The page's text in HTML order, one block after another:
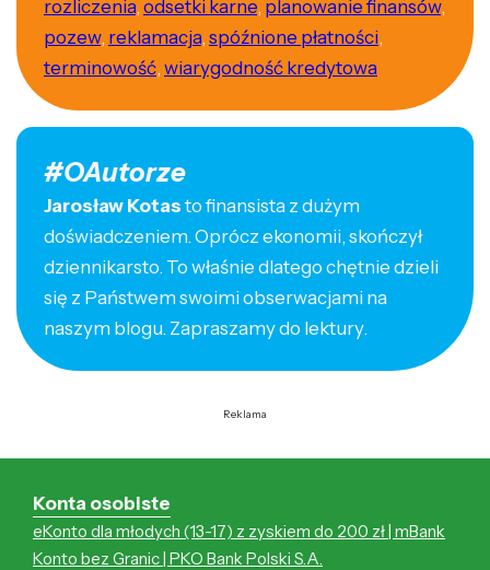
rozliczenia, odsetki karne, planowanie finansów,
pozew, reklamacja, spóźnione płatności,
terminowość, wiarygodność kredytowa
#OAutorze
Jarosław Kotas to finansista z dużym
doświadczeniem. Oprócz ekonomii, skończył
dziennikarsto. To właśnie dlatego chętnie dzieli
się z Państwem swoimi obserwacjami na
naszym blogu. Zapraszamy do lektury.
Reklama
Konta osobiste
eKonto dla młodych (13-17) z zyskiem do 200 zł | mBank
Konto bez Granic | PKO Bank Polski S.A.